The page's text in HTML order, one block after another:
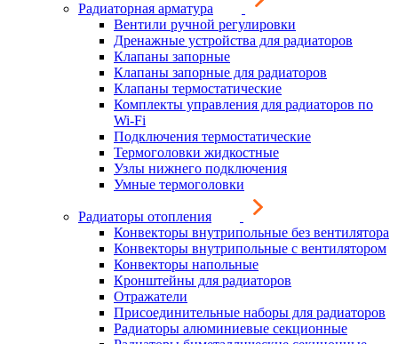
Радиаторная арматура
Вентили ручной регулировки
Дренажные устройства для радиаторов
Клапаны запорные
Клапаны запорные для радиаторов
Клапаны термостатические
Комплекты управления для радиаторов по
Wi-Fi
Подключения термостатические
Термоголовки жидкостные
Узлы нижнего подключения
Умные термоголовки
Радиаторы отопления
Конвекторы внутрипольные без вентилятора
Конвекторы внутрипольные с вентилятором
Конвекторы напольные
Кронштейны для радиаторов
Отражатели
Присоединительные наборы для радиаторов
Радиаторы алюминиевые секционные